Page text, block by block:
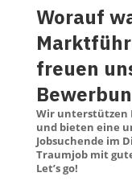
Worauf
freuen
Wir unterstützen
und bieten eine
Jobsuchende im
Traumjob mit
Let’s go!